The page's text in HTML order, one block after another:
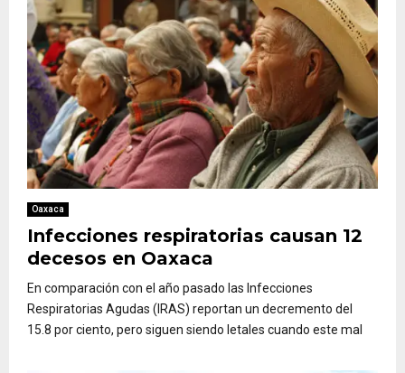
Oaxaca
Infecciones respiratorias causan 12
decesos en Oaxaca
En comparación con el año pasado las Infecciones
Respiratorias Agudas (IRAS) reportan un decremento del
15.8 por ciento, pero siguen siendo letales cuando este mal